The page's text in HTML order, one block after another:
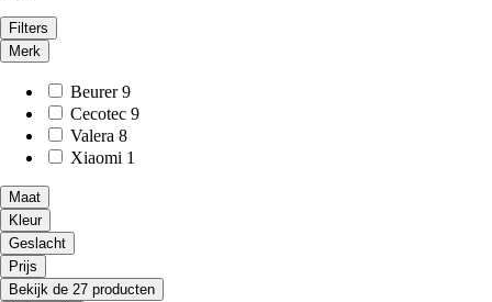
Filters
Merk
Beurer 9
Cecotec 9
Valera 8
Xiaomi 1
Maat
Kleur
Geslacht
Prijs
Bekijk de 27 producten